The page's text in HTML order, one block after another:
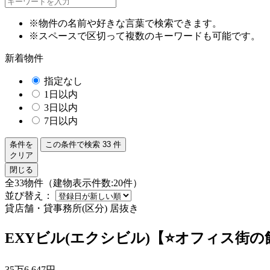
※物件の名前や好きな言葉で検索できます。
※スペースで区切って複数のキーワードも可能です。
新着物件
指定なし
1日以内
3日以内
7日以内
条件を
クリア
この条件で検索 33 件
閉じる
全33物件（建物表示件数:20件）
並び替え：
貸店舗・貸事務所(区分) 居抜き
EXYビル(エクシビル)【⭐オフィス街の